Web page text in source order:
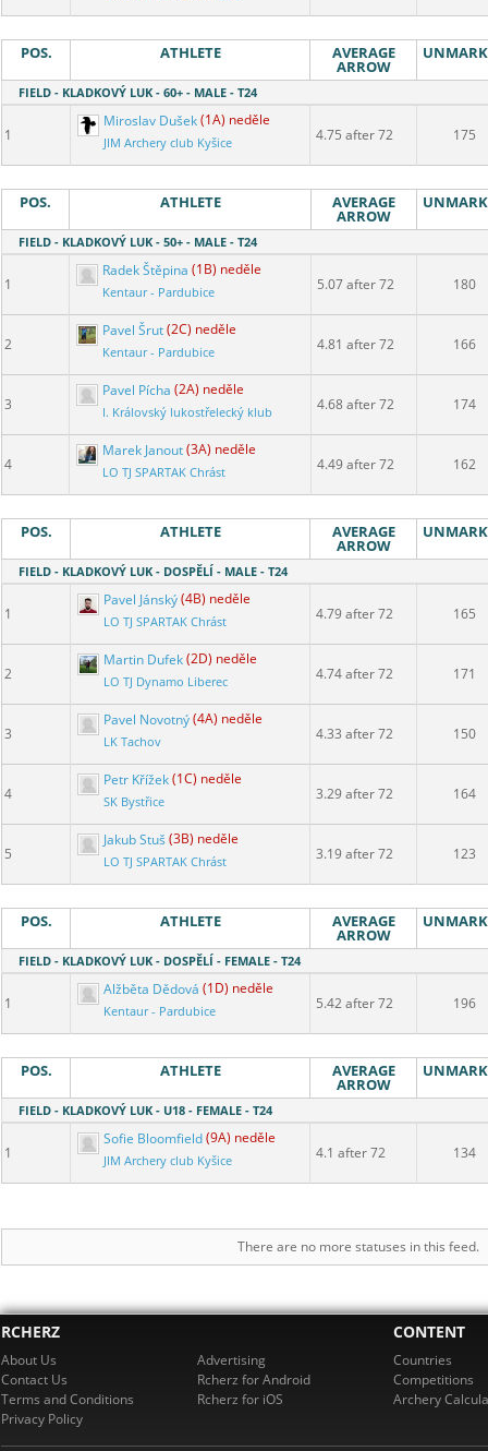
POS. ATHLETE AVERAGE
ARROW
FIELD - KLADKOVÝ LUK - 60+ - MALE - T24
1
Miroslav Dušek(1A) neděle
JIM Archery club Kyšice 4.75 after 72 175
POS. ATHLETE AVERAGE
ARROW
FIELD - KLADKOVÝ LUK - 50+ - MALE - T24
1
Radek Štěpina (1B) neděle
Kentaur - Pardubice 5.07 after 72 180
2
Pavel Šrut(2C) neděle
Kentaur - Pardubice 4.81 after 72 166
3
Pavel Pícha (2A) neděle
I. Královský lukostřelecký klub 4.68 after 72 174
4
Marek Janout(3A) neděle
LO TJ SPARTAK Chrást 4.49 after 72 162
POS. ATHLETE AVERAGE
ARROW
FIELD - KLADKOVÝ LUK - DOSPĚLÍ - MALE - T24
1
Pavel Jánský(4B) neděle
LO TJ SPARTAK Chrást 4.79 after 72 165
2
Martin Dufek(2D) neděle
LO TJ Dynamo Liberec 4.74 after 72 171
3
Pavel Novotný(4A) neděle
LK Tachov 4.33 after 72 150
4
Petr Křížek(1C) neděle
SK Bystřice 3.29 after 72 164
5
Jakub Stuš (3B) neděle
LO TJ SPARTAK Chrást 3.19 after 72 123
POS. ATHLETE AVERAGE
ARROW
FIELD - KLADKOVÝ LUK - DOSPĚLÍ - FEMALE - T24
1
Alžběta Dědová (1D) neděle
Kentaur - Pardubice 5.42 after 72 196
POS. ATHLETE AVERAGE
ARROW
FIELD - KLADKOVÝ LUK - U18 - FEMALE - T24
1
Sofie Bloomfield(9A) neděle
JIM Archery club Kyšice 4.1 after 72 134
There are no more statuses in this feed.
RCHERZ
About Us
Contact Us
Terms and Conditions
Privacy Policy
Advertising
Rcherz for Android
Rcherz for iOS
CONTENT
Countries
Competitions
Archery